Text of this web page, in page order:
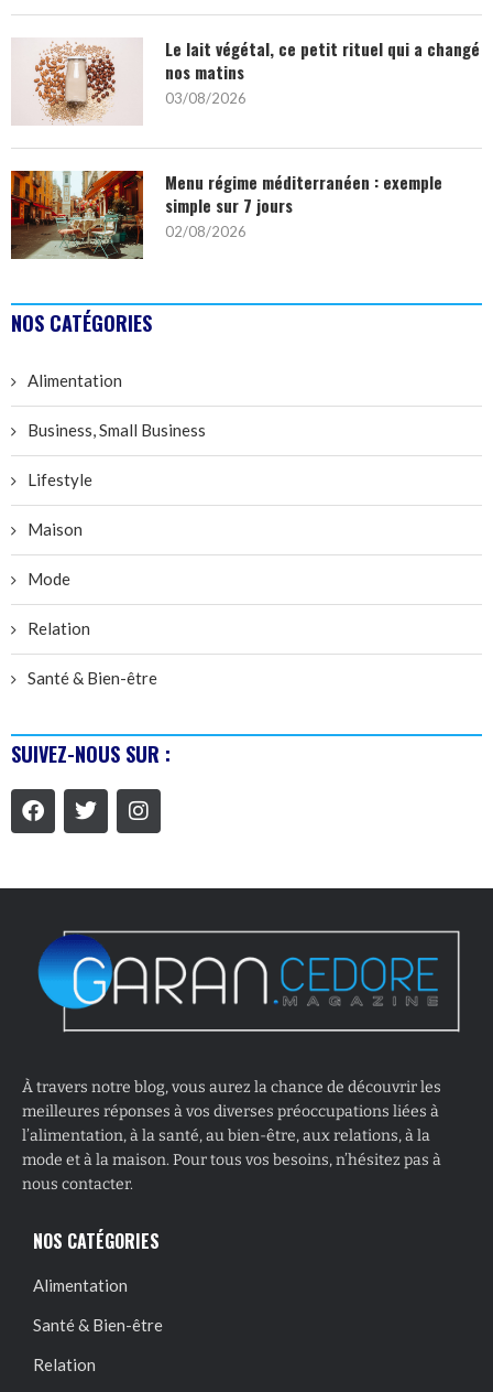
Le lait végétal, ce petit rituel qui a changé
nos matins
03/08/2026
Menu régime méditerranéen : exemple
simple sur 7 jours
02/08/2026
NOS CATÉGORIES
Alimentation
Business, Small Business
Lifestyle
Maison
Mode
Relation
Santé & Bien-être
SUIVEZ-NOUS SUR :
À travers notre blog, vous aurez la chance de découvrir les
meilleures réponses à vos diverses préoccupations liées à
l’alimentation, à la santé, au bien-être, aux relations, à la
mode et à la maison. Pour tous vos besoins, n’hésitez pas à
nous contacter.
NOS CATÉGORIES
Alimentation
Santé & Bien-être
Relation